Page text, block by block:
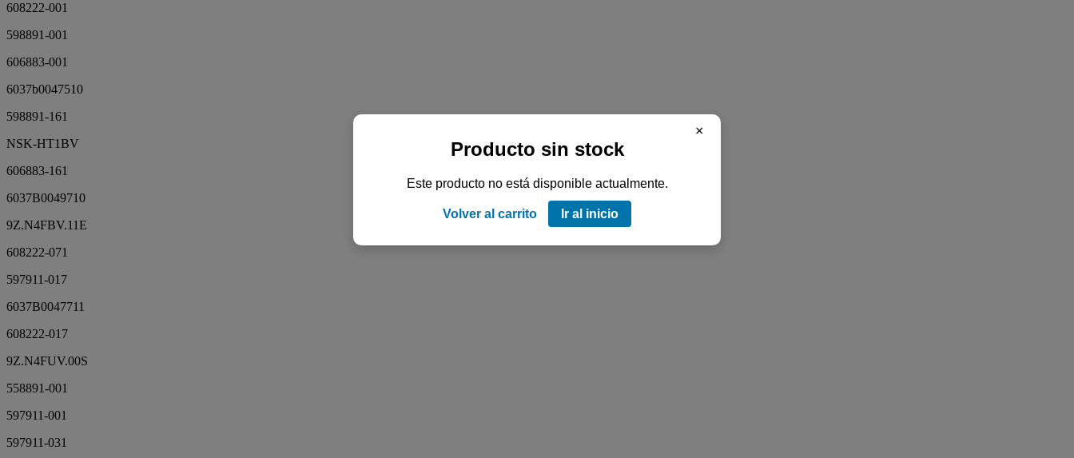
608222-001
598891-001
606883-001
6037b0047510
598891-161
NSK-HT1BV
606883-161
6037B0049710
9Z.N4FBV.11E
608222-071
597911-017
6037B0047711
608222-017
9Z.N4FUV.00S
558891-001
597911-001
597911-031
×
Producto sin stock
Este producto no está disponible actualmente.
Volver al carrito Ir al inicio